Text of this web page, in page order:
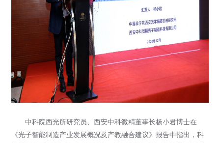
中科院西光所研究员、西安中科微精董事长杨小君博士在
《光子智能制造产业发展概况及产教融合建议》报告中指出，科